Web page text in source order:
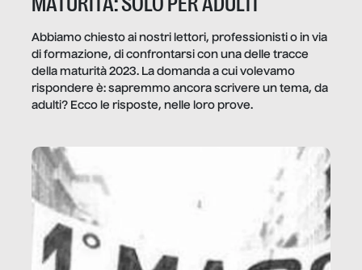
Abbiamo chiesto ai nostri lettori, professionisti o in via
di formazione, di confrontarsi con una delle tracce
della maturità 2023. La domanda a cui volevamo
rispondere è: sapremmo ancora scrivere un tema, da
adulti? Ecco le risposte, nelle loro prove.